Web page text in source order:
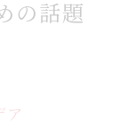
の話題
ア